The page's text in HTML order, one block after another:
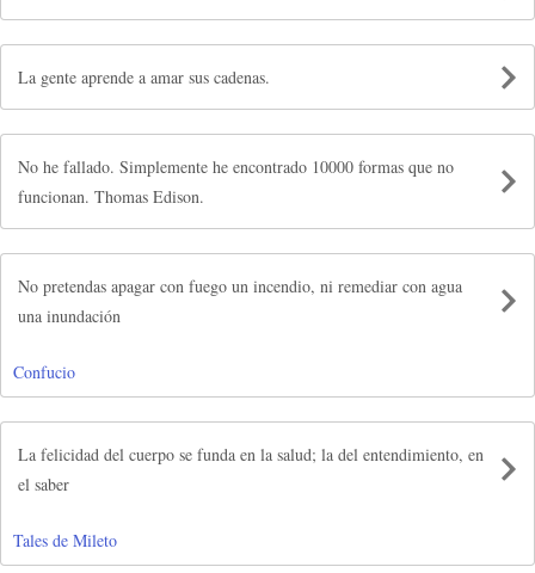
La gente aprende a amar sus cadenas.
No he fallado. Simplemente he encontrado 10000 formas que no
funcionan. Thomas Edison.
No pretendas apagar con fuego un incendio, ni remediar con agua
una inundación
Confucio
La felicidad del cuerpo se funda en la salud; la del entendimiento, en
el saber
Tales de Mileto